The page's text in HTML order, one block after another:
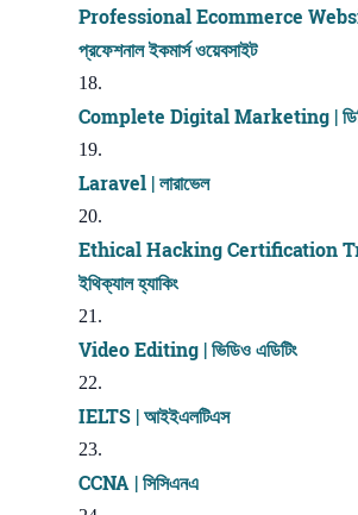
Professional Ecommerce
প্রফেশনাল ইকমার্স ওয়েবসাইট
Complete Digital Marketing |
Laravel | লারাভেল
Ethical Hacking Certification
ইথিক্যাল হ্যাকিং
Video Editing | ভিডিও এডিটিং
IELTS | আইইএলটিএস
CCNA | সিসিএনএ